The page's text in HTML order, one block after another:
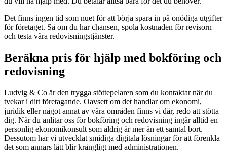
Det finns ingen tid som nuet för att börja spara in på onödiga utgifter
för företaget. Så om du har chansen, spola kostnaden för revisorn
och testa våra redovisningstjänster.
Beräkna pris för hjälp med bokföring och
redovisning
Ludvig & Co är den trygga stöttepelaren som du kontaktar när du
tvekar i ditt företagande. Oavsett om det handlar om ekonomi,
juridik eller något annat av våra områden finns vi där, redo att stötta
dig. När du anlitar oss för bokföring och redovisning ingår alltid en
personlig ekonomikonsult som aldrig är mer än ett samtal bort.
Dessutom har vi utvecklat smidiga digitala lösningar för att förenkla
det som annars lätt blir krångligt med administrationen.